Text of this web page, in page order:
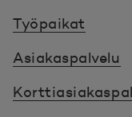
Työpaikat
Asiakaspalvelu